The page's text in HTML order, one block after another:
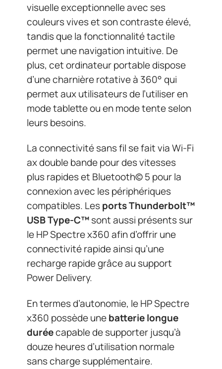
visuelle exceptionnelle avec ses
couleurs vives et son contraste élevé,
tandis que la fonctionnalité tactile
permet une navigation intuitive. De
plus, cet ordinateur portable dispose
d’une charnière rotative à 360° qui
permet aux utilisateurs de l’utiliser en
mode tablette ou en mode tente selon
leurs besoins.
La connectivité sans fil se fait via Wi-Fi
ax double bande pour des vitesses
plus rapides et Bluetooth© 5 pour la
connexion avec les périphériques
compatibles. Lesports Thunderbolt™
USB Type-C™sont aussi présents sur
le HP Spectre x360 afin d’offrir une
connectivité rapide ainsi qu’une
recharge rapide grâce au support
Power Delivery.
En termes d’autonomie, le HP Spectre
x360 possède unebatterie longue
duréecapable de supporter jusqu’à
douze heures d’utilisation normale
sans charge supplémentaire.